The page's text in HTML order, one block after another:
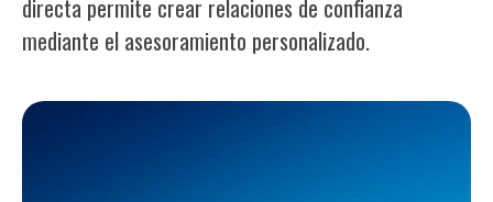
directa permite crear relaciones de confianza
mediante el asesoramiento personalizado.